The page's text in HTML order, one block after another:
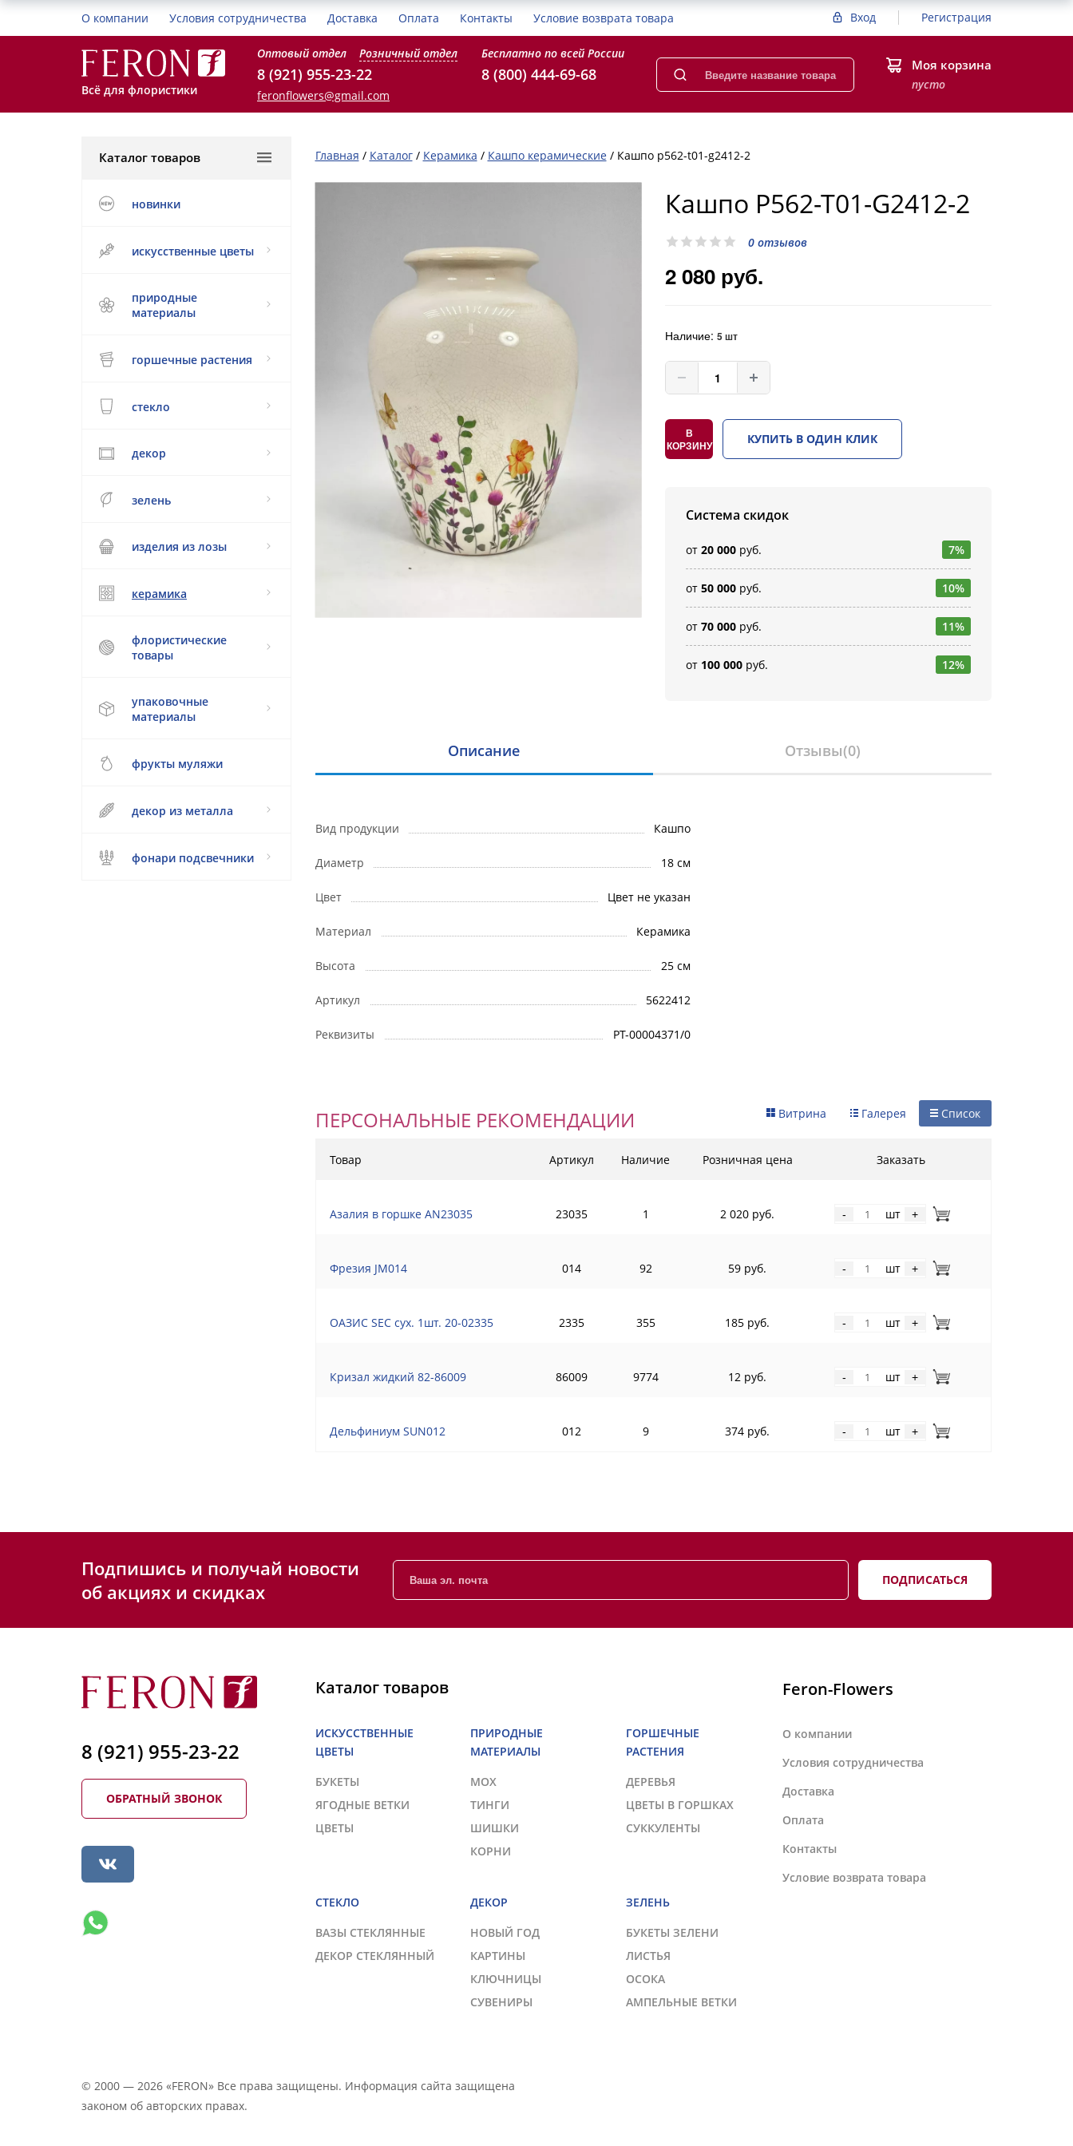
О компании Условия сотрудничества Доставка Оплата Контакты Условие возврата товара Вход Регистрация
Всё для флористики
Оптовый отдел Розничный отдел
8 (921) 955-23-22
feronflowers@gmail.com
Бесплатно по всей России
8 (800) 444-69-68 Моя корзина
пусто
Каталог товаров
новинки
искусственные цветы
природные
материалы
горшечные растения
стекло
декор
зелень
изделия из лозы
керамика
флористические
товары
упаковочные
материалы
фрукты муляжи
декор из металла
фонари подсвечники
Главная / Каталог / Керамика / Кашпо керамические / Кашпо p562-t01-g2412-2
Кашпо P562-T01-G2412-2
0 отзывов
2 080 руб.
Наличие:5 шт
В
КОРЗИНУ
КУПИТЬ В ОДИН КЛИК
Система скидок
от20 000 руб. 7%
от50 000 руб. 10%
от70 000 руб. 11%
от 100 000 руб. 12%
Описание Отзывы(0)
Вид продукции Кашпо
Диаметр 18 см
Цвет Цвет не указан
Материал Керамика
Высота 25 см
Артикул 5622412
Реквизиты РТ-00004371/0
ПЕРСОНАЛЬНЫЕ РЕКОМЕНДАЦИИ Список
Галерея
Витрина
Товар Артикул Наличие Розничная цена Заказать
Азалия в горшке AN23035 23035 1 2 020 руб. - шт +
Фрезия JM014 014 92 59 руб. - шт +
ОАЗИС SEC сух. 1шт. 20-02335 2335 355 185 руб. - шт +
Кризал жидкий 82-86009 86009 9774 12 руб. - шт +
Дельфиниум SUN012 012 9 374 руб. - шт +
Подпишись и получай новости
об акциях и скидках
ПОДПИСАТЬСЯ
8 (921) 955-23-22
ОБРАТНЫЙ ЗВОНОК
Каталог товаров
ИСКУССТВЕННЫЕ
ЦВЕТЫ
БУКЕТЫ
ЯГОДНЫЕ ВЕТКИ
ЦВЕТЫ
ПРИРОДНЫЕ
МАТЕРИАЛЫ
МОХ
ТИНГИ
ШИШКИ
КОРНИ
ГОРШЕЧНЫЕ
РАСТЕНИЯ
ДЕРЕВЬЯ
ЦВЕТЫ В ГОРШКАХ
СУККУЛЕНТЫ
СТЕКЛО
ВАЗЫ СТЕКЛЯННЫЕ
ДЕКОР СТЕКЛЯННЫЙ
ДЕКОР
НОВЫЙ ГОД
КАРТИНЫ
КЛЮЧНИЦЫ
СУВЕНИРЫ
ЗЕЛЕНЬ
БУКЕТЫ ЗЕЛЕНИ
ЛИСТЬЯ
ОСОКА
АМПЕЛЬНЫЕ ВЕТКИ
Feron-Flowers
О компании
Условия сотрудничества
Доставка
Оплата
Контакты
Условие возврата товара
© 2000 — 2026 «FERON» Все права защищены. Информация сайта защищена
законом об авторских правах.